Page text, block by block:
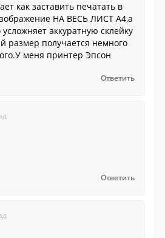
как заставить печатать в
НА ВЕСЬ ЛИСТ А4,а
аккуратную склейку
размер получается немного
меня принтер Эпсон
Ответить
Ответить